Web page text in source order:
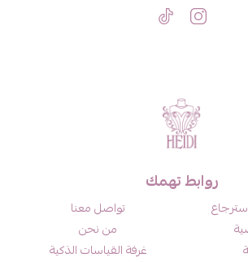
روابط تهمك
تواصل معنا
من نحن
غرفة القياسات الذكية